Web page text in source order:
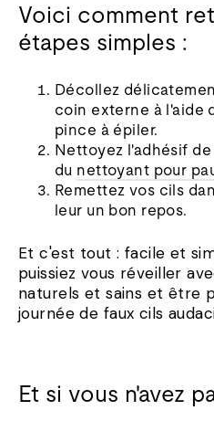
Voici comment
étapes simples :
Décollez
coin externe à l'aide
pince à épiler.
Nettoyez l'adhésif
du nettoyant pour
Remettez vos cils
leur un bon repos.
Et c'est tout : facile et
puissiez vous réveiller
naturels et sains et être
journée de faux cils
Et si vous n'avez